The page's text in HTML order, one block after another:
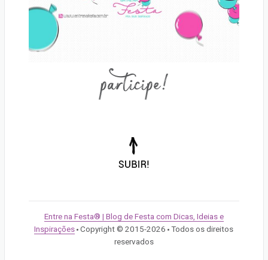
participe!
da
página!
Entre na Festa® | Blog de Festa com Dicas, Ideias e
Inspirações Copyright © 2015-2026 Todos os direitos
reservados